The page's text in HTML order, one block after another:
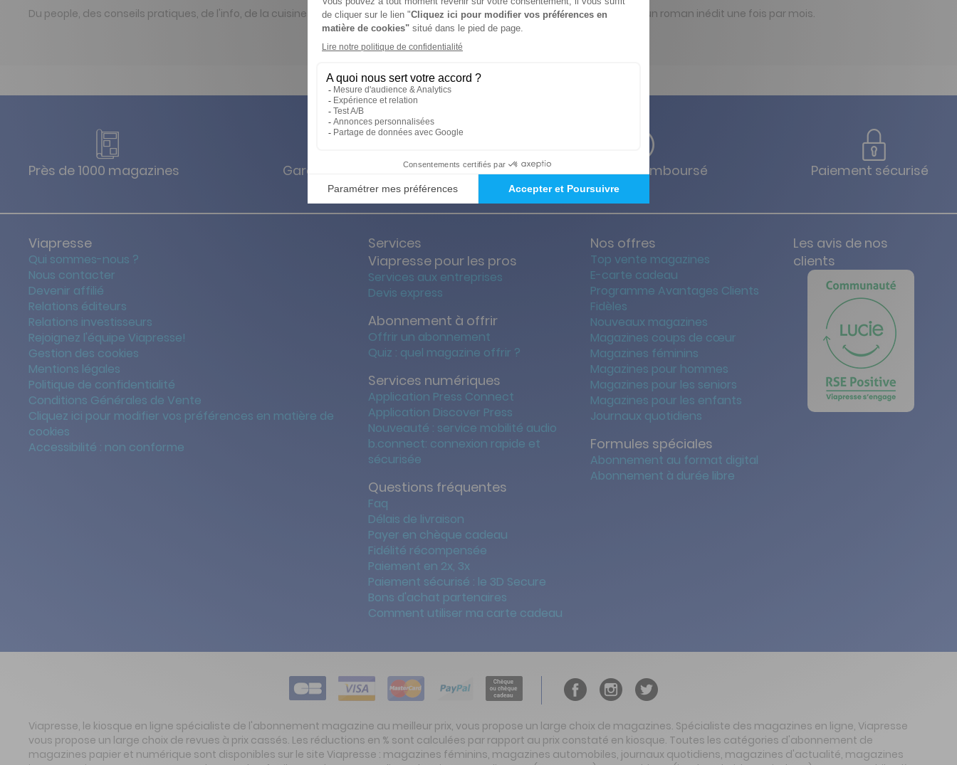
Du people, des conseils pratiques, de l'info, de la cuisine et toujours de la lecture avec des nouvelles, des romans photos et un roman inédit une fois par mois.
Près de 1000 magazines Garanties des prix les + bas Satisfait ou remboursé Paiement sécurisé
Viapresse
Qui sommes-nous ?
Nous contacter
Devenir affilié
Relations éditeurs
Relations investisseurs
Rejoignez l'équipe Viapresse!
Gestion des cookies
Mentions légales
Politique de confidentialité
Conditions Générales de Vente
Cliquez ici pour modifier vos préférences en matière de
cookies
Accessibilité : non conforme
Services
Viapresse pour les pros
Services aux entreprises
Devis express
Abonnement à offrir
Offrir un abonnement
Quiz : quel magazine offrir ?
Services numériques
Application Press Connect
Application Discover Press
Nouveauté : service mobilité audio
b.connect: connexion rapide et
sécurisée
Questions fréquentes
Faq
Délais de livraison
Payer en chèque cadeau
Fidélité récompensée
Paiement en 2x, 3x
Paiement sécurisé : le 3D Secure
Bons d'achat partenaires
Comment utiliser ma carte cadeau
Nos offres
Top vente magazines
E-carte cadeau
Programme Avantages Clients
Fidèles
Nouveaux magazines
Magazines coups de cœur
Magazines féminins
Magazines pour hommes
Magazines pour les seniors
Magazines pour les enfants
Journaux quotidiens
Formules spéciales
Abonnement au format digital
Abonnement à durée libre
Les avis de nos
clients
Viapresse, le kiosque en ligne spécialiste de l'abonnement magazine au meilleur prix, vous propose un large choix de magazines. Spécialiste des magazines en ligne, Viapresse
vous propose un large choix de revues à prix cassés. Les réductions en % sont calculées par rapport au prix constaté en kiosque. Toutes les catégories d'abonnement de
magazines papier et numérique sont disponibles sur le site Viapresse : magazines féminins, magazines automobiles, journaux quotidiens, magazines d'actualité, magazines